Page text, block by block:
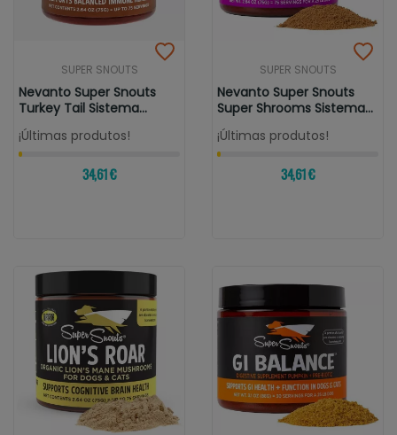
SUPER SNOUTS
Nevanto Super Snouts
Turkey Tail Sistema
Inmune
¡Últimas produtos!
34,61 €
SUPER SNOUTS
Nevanto Super Snouts
Super Shrooms Sistema
Inmune
¡Últimas produtos!
34,61 €